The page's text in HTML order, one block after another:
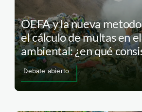
OEFA y la nueva
el cálculo de multas en
ambiental: ¿en qué
Debate abierto